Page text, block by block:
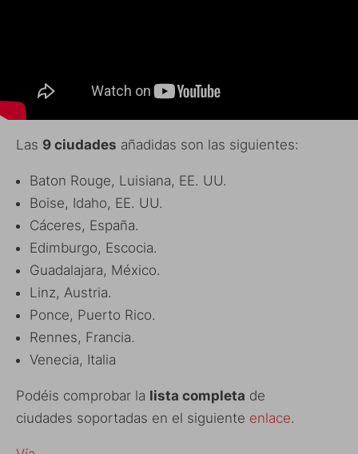
Las 9 ciudades añadidas son las siguientes:
Baton Rouge, Luisiana, EE. UU.
Boise, Idaho, EE. UU.
Cáceres, España.
Edimburgo, Escocia.
Guadalajara, México.
Linz, Austria.
Ponce, Puerto Rico.
Rennes, Francia.
Venecia, Italia
Podéis comprobar la lista completa de
ciudades soportadas en el siguiente enlace.